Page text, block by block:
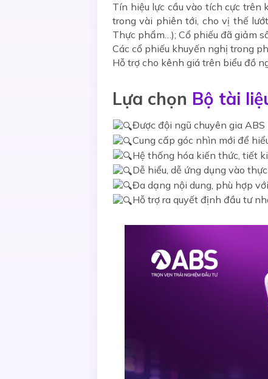
Tín hiệu lực cầu vào tích cực trên
trong vài phiên tới, cho vị thế
Thực phẩm…); Cổ phiếu đã giảm
Các cổ phiếu khuyến nghị trong
Hỗ trợ cho kênh giá trên biểu đồ
Lựa chọn Bộ tài
Được đội ngũ chuyên gia
Cung cấp góc nhìn mới để
Hệ thống hóa kiến thức, tiết
Dễ hiểu, dễ ứng dụng vào
Đa dạng nội dung, phù hợp
Hỗ trợ ra quyết định đầu tư